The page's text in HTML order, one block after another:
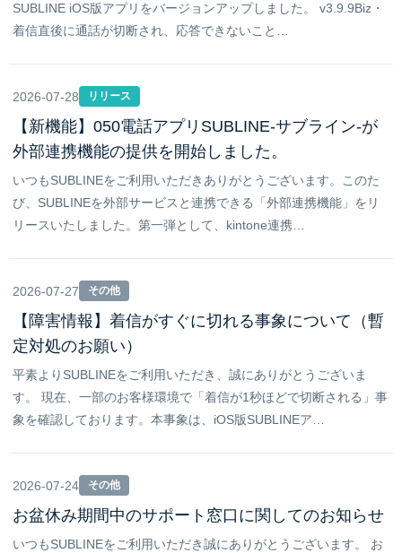
SUBLINE iOS版アプリをバージョンアップしました。 v3.9.9Biz・
着信直後に通話が切断され、応答できないこと…
2026-07-28 リリース
【新機能】050電話アプリSUBLINE-サブライン-が
外部連携機能の提供を開始しました。
いつもSUBLINEをご利用いただきありがとうございます。このた
び、SUBLINEを外部サービスと連携できる「外部連携機能」をリ
リースいたしました。第一弾として、kintone連携…
2026-07-27 その他
【障害情報】着信がすぐに切れる事象について（暫
定対処のお願い）
平素よりSUBLINEをご利用いただき、誠にありがとうございま
す。 現在、一部のお客様環境で「着信が1秒ほどで切断される」事
象を確認しております。本事象は、iOS版SUBLINEア…
2026-07-24 その他
お盆休み期間中のサポート窓口に関してのお知らせ
いつもSUBLINEをご利用いただき誠にありがとうございます。 お